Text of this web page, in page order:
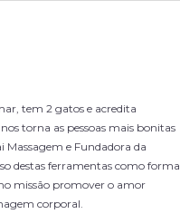
tem 2 gatos e acredita
torna as pessoas mais bonitas
Massagem e Fundadora da
destas ferramentas como forma
missão promover o amor
corporal.